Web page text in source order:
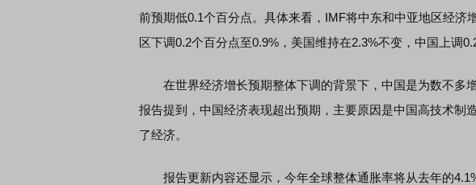
前预期低0.1个百分点。具体来看，IMF将中东和中亚地区经济
区下调0.2个百分点至0.9%，美国维持在2.3%不变，中国上调
在世界经济增长预期整体下调的背景下，中国是为数不多
报告提到，中国经济表现超出预期，主要原因是中国高技术制
了经济。
报告更新内容还显示，今年全球整体通胀率将从去年的4.1%